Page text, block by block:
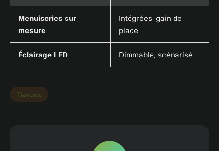
Menuiseries sur
mesure
Intégrées, gain de
place
Éclairage LED Dimmable, scénarisé
Travaux